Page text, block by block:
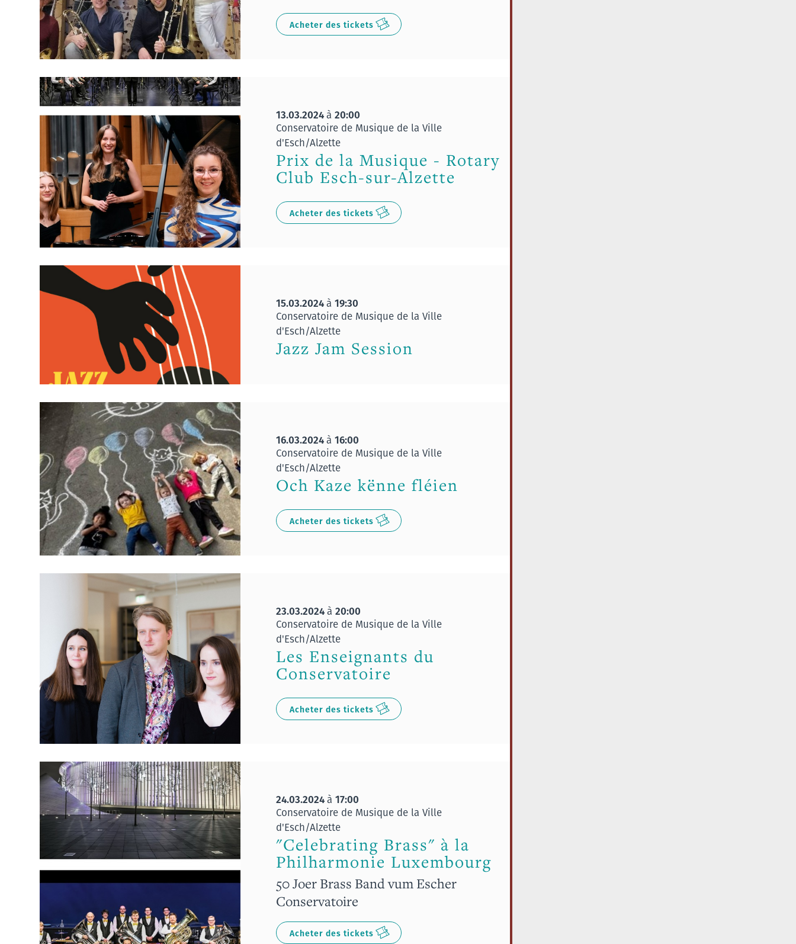
Acheter des tickets
13.03.2024à 20:00
Conservatoire de Musique de la Ville
d'Esch/Alzette
Prix de la Musique - Rotary
Club Esch-sur-Alzette
Acheter des tickets
15.03.2024à 19:30
Conservatoire de Musique de la Ville
d'Esch/Alzette
Jazz Jam Session
16.03.2024à 16:00
Conservatoire de Musique de la Ville
d'Esch/Alzette
Och Kaze kënne fléien
Acheter des tickets
23.03.2024à 20:00
Conservatoire de Musique de la Ville
d'Esch/Alzette
Les Enseignants du
Conservatoire
Acheter des tickets
24.03.2024à 17:00
Conservatoire de Musique de la Ville
d'Esch/Alzette
"Celebrating Brass" à la
Philharmonie Luxembourg
50 Joer Brass Band vum Escher
Conservatoire
Acheter des tickets